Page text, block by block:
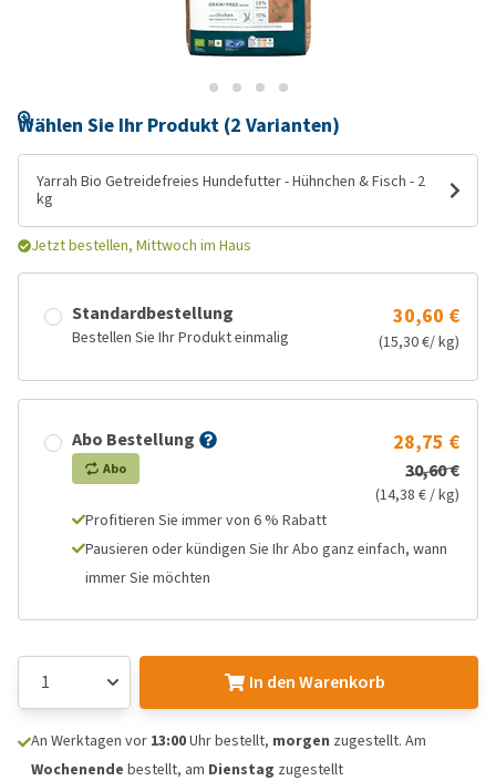
Wählen Sie Ihr Produkt (2 Varianten)
Yarrah Bio Getreidefreies Hundefutter - Hühnchen & Fisch - 2
kg
Jetzt bestellen, Mittwoch im Haus
Standardbestellung
Bestellen Sie Ihr Produkt einmalig
30,60 €
(15,30 €/ kg)
Abo Bestellung
Abo
28,75 €
30,60 €
(14,38 € / kg)
Profitieren Sie immer von 6 % Rabatt
Pausieren oder kündigen Sie Ihr Abo ganz einfach, wann
immer Sie möchten
In den Warenkorb
An Werktagen vor 13:00Uhr bestellt, morgen zugestellt. Am
Wochenende bestellt, am Dienstag zugestellt